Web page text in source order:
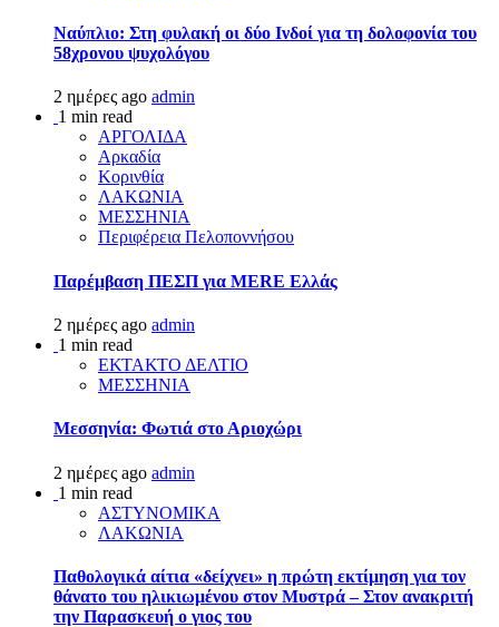
Ναύπλιο: Στη φυλακή οι δύο Ινδοί για τη δολοφονία του
58χρονου ψυχολόγου
2 ημέρες ago admin
1 min read
ΑΡΓΟΛΙΔΑ
Αρκαδία
Κορινθία
ΛΑΚΩΝΙΑ
ΜΕΣΣΗΝΙΑ
Περιφέρεια Πελοποννήσου
Παρέμβαση ΠΕΣΠ για MERE Ελλάς
2 ημέρες ago admin
1 min read
ΕΚΤΑΚΤΟ ΔΕΛΤΙΟ
ΜΕΣΣΗΝΙΑ
Μεσσηνία: Φωτιά στο Αριοχώρι
2 ημέρες ago admin
1 min read
ΑΣΤΥΝΟΜΙΚΑ
ΛΑΚΩΝΙΑ
Παθολογικά αίτια «δείχνει» η πρώτη εκτίμηση για τον
θάνατο του ηλικιωμένου στον Μυστρά – Στον ανακριτή
την Παρασκευή ο γιος του